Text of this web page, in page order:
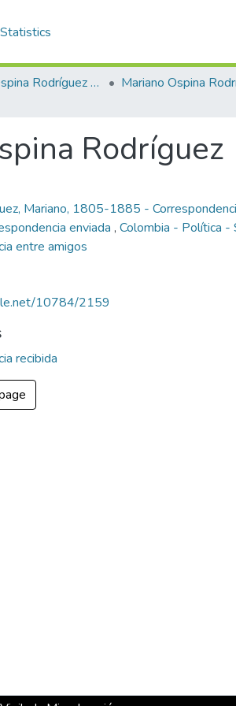
Statistics
Mariano Ospina Rodríguez (1826 -1912) Mariano Ospina
Rodríguez
Mariano, 1805-1885 -
enviada , Colombia - Política -
entre amigos
10784/2159
recibida